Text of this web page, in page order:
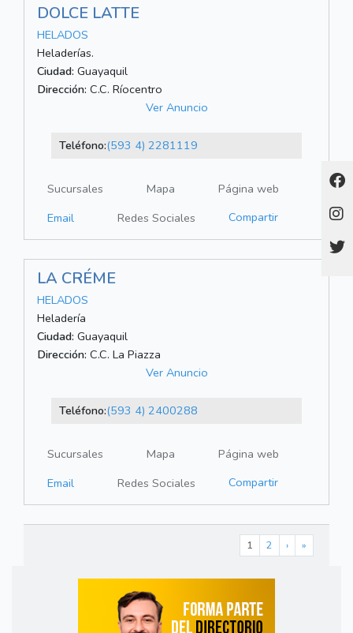
DOLCE LATTE
HELADOS
Heladerías.
Ciudad: Guayaquil
Dirección: C.C. Ríocentro
Ver Anuncio
Teléfono:(593 4) 2281119
Sucursales Mapa
Página web
Email
Redes Sociales Compartir
LA CRÉME
HELADOS
Heladería
Ciudad: Guayaquil
Dirección: C.C. La Piazza
Ver Anuncio
Teléfono:(593 4) 2400288
Sucursales Mapa
Página web
Email
Redes Sociales Compartir
1 2 › »